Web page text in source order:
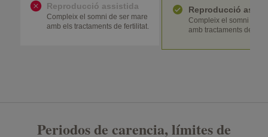
Reproducció assistida
Compleix el somni de ser mare
amb els tractaments de fertilitat.
Reproducció
Compleix el somni de
amb tractaments de
Periodos de carencia, límites de